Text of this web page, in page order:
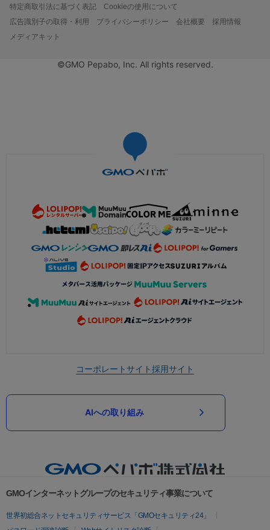
特定商取引法に基づく表記
Cookieの使用について
広告識別子の取得・利用
プライバシーポリシー 会社概要
採用情報
メディアキット
©GMO Pepabo, Inc. All rights reserved.
コーポレートサイト採用サイト
AIへの取り組み
GMOインターネットグループのセキュリティ事業について
世界初総合ネットセキュリティサービス「GMOセキュリティ24」